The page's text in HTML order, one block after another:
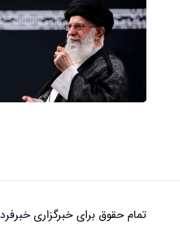
تمام حقوق برای خبرگزاری